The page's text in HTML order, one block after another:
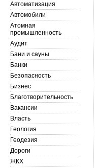
Автоматизация
Автомобили
Атомная
промышленность
Аудит
Бани и сауны
Банки
Безопасность
Бизнес
Благотворительность
Вакансии
Власть
Геология
Геодезия
Дороги
ЖКХ